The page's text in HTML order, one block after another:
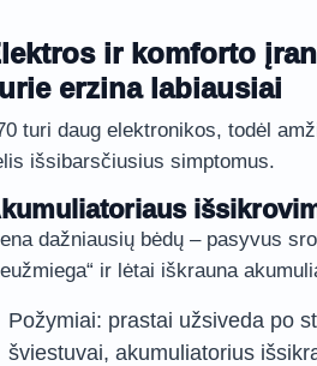
ir komforto
erzina labiausiai
turi daug elektronikos, todėl
išsibarsčiusius simptomus.
dažniausių bėdų – pasyvus
ir lėtai iškrauna
Požymiai: prastai užsiveda po
šviestuvai, akumuliatorius